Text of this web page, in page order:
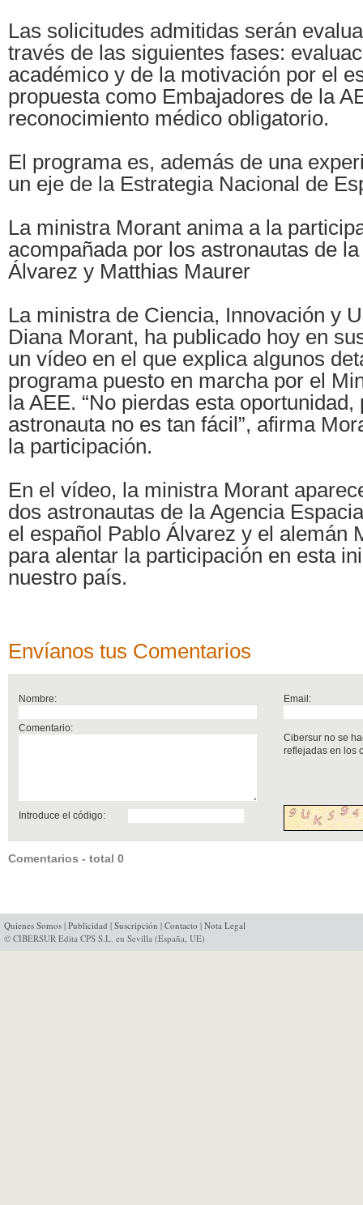
Las solicitudes admitidas serán
través de las siguientes fases:
académico y de la motivación por el
propuesta como Embajadores de la
reconocimiento médico obligatorio.
El programa es, además de una
un eje de la Estrategia Nacional de
La ministra Morant anima a la
acompañada por los astronautas de
Álvarez y Matthias Maurer
La ministra de Ciencia, Innovación y
Diana Morant, ha publicado hoy en
un vídeo en el que explica algunos
programa puesto en marcha por el
la AEE. “No pierdas esta oportunidad,
astronauta no es tan fácil”, afirma
la participación.
En el vídeo, la ministra Morant
dos astronautas de la Agencia
el español Pablo Álvarez y el alemán
para alentar la participación en esta
nuestro país.
Envíanos tus Comentarios
Nombre: Email:
Comentario:
Cibersur no se
reflejadas en los
Introduce el código:
Comentarios - total 0
Quienes Somos | Publicidad | Suscripción | Contacto | Nota Legal
© CIBERSUR Edita CPS S.L. en Sevilla (España, UE)